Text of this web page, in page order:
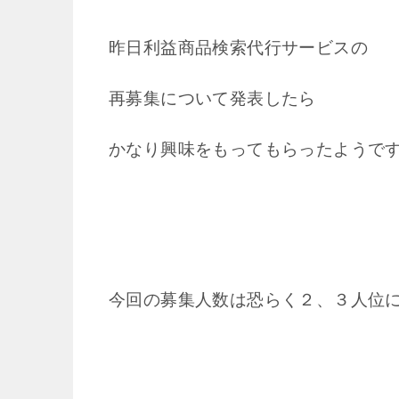
昨日利益商品検索代行サービスの
再募集について発表したら
かなり興味をもってもらったようです
今回の募集人数は恐らく２、３人位